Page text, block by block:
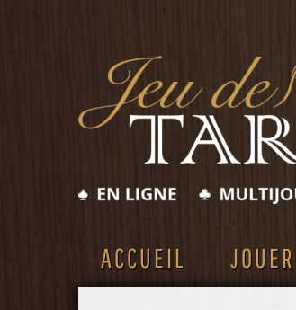
ACCUEIL JOUER